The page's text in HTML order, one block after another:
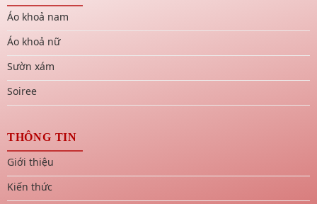
Áo khoả nam
Áo khoả nữ
Sườn xám
Soiree
THÔNG TIN
Giới thiệu
Kiến thức